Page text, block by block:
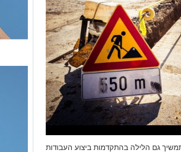
גם הלילה בהתקדמות ביצוע העבודות